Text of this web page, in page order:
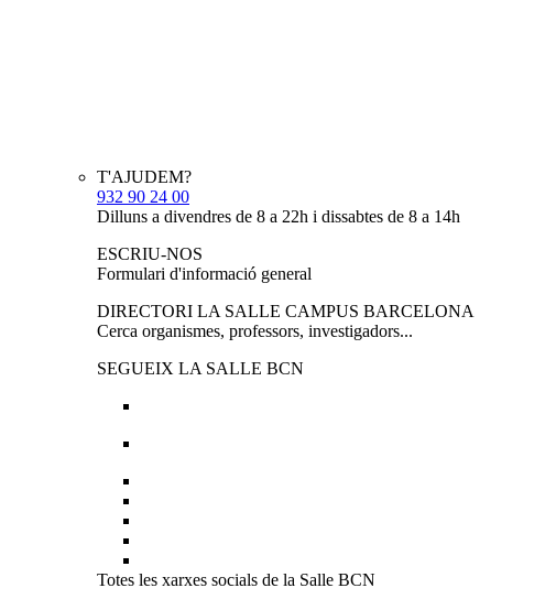
T'AJUDEM?
932 90 24 00
Dilluns a divendres de 8 a 22h i dissabtes de 8 a 14h
ESCRIU-NOS
Formulari d'informació general
DIRECTORI LA SALLE CAMPUS BARCELONA
Cerca organismes, professors, investigadors...
SEGUEIX LA SALLE BCN
Totes les xarxes socials de la Salle BCN